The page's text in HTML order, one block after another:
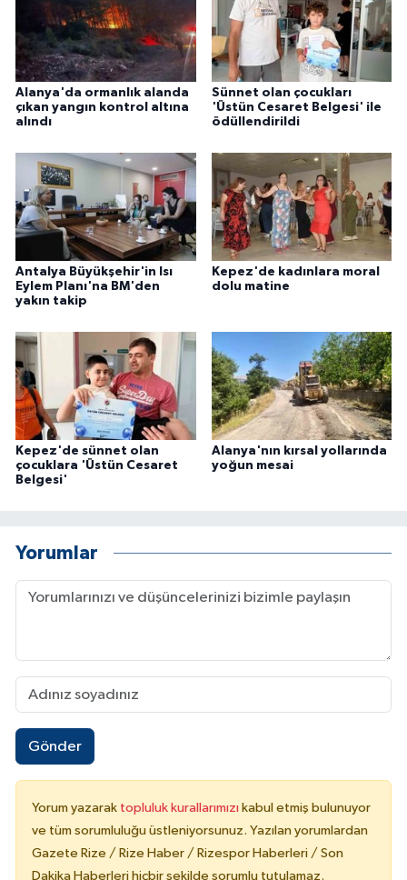
Alanya'da ormanlık alanda
çıkan yangın kontrol altına
alındı
Sünnet olan çocukları
'Üstün Cesaret Belgesi' ile
ödüllendirildi
Antalya Büyükşehir'in Isı
Eylem Planı'na BM'den
yakın takip
Kepez'de kadınlara moral
dolu matine
Kepez'de sünnet olan
çocuklara 'Üstün Cesaret
Belgesi'
Alanya'nın kırsal yollarında
yoğun mesai
Yorumlar
Gönder
Yorum yazarak topluluk kurallarımızı kabul etmiş bulunuyor
ve tüm sorumluluğu üstleniyorsunuz. Yazılan yorumlardan
Gazete Rize / Rize Haber / Rizespor Haberleri / Son
Dakika Haberleri hiçbir şekilde sorumlu tutulamaz.